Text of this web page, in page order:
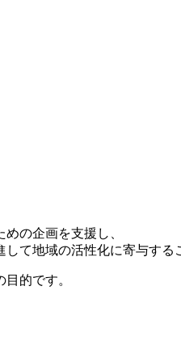
の企画を支援し、
して地域の活性化に寄与する
的です。